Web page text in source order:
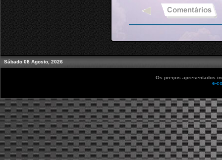
Sábado 08 Agosto, 2026
Os preços apresentados
e-